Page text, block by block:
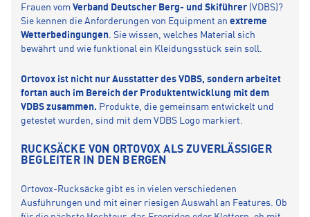
Frauen vom Verband Deutscher Berg- und Skiführer(VDBS)?
Sie kennen die Anforderungen von Equipment an extreme
Wetterbedingungen. Sie wissen, welches Material sich
bewährt und wie funktional ein Kleidungsstück sein soll.
Ortovox ist nicht nur Ausstatter des VDBS, sondern arbeitet
fortan auch im Bereich der Produktentwicklung mit dem
VDBS zusammen. Produkte, die gemeinsam entwickelt und
getestet wurden, sind mit dem VDBS Logo markiert.
RUCKSÄCKE VON ORTOVOX ALS ZUVERLÄSSIGER
BEGLEITER IN DEN BERGEN
Ortovox-Rucksäcke gibt es in vielen verschiedenen
Ausführungen und mit einer riesigen Auswahl an Features. Ob